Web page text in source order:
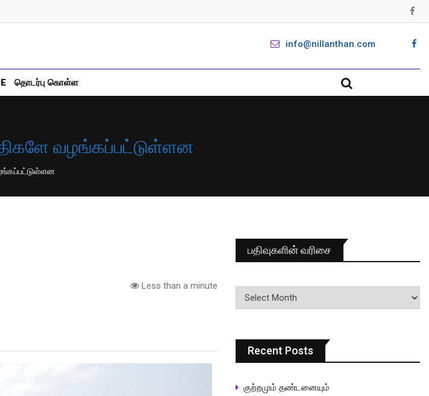
info@nillanthan.com
தொடர்பு கொள்ள
வழங்கப்பட்டுள்ளன
Less than a minute
பதிவுகளின் வரிசை
பதிவுகளின்
வரிசை
Recent Posts
குற்றமும் தண்டனையும்